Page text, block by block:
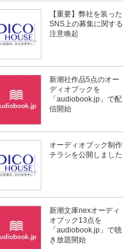
【重要】弊社を装った
SNS上の募集に関する
注意喚起
新潮社作品5点のオー
ディオブックを
「audiobook.jp」で配
信開始
オーディオブック制作
チラシを公開しました
新潮文庫nexオーディ
オブック13点を
「audiobook.jp」で聴
き放題開始